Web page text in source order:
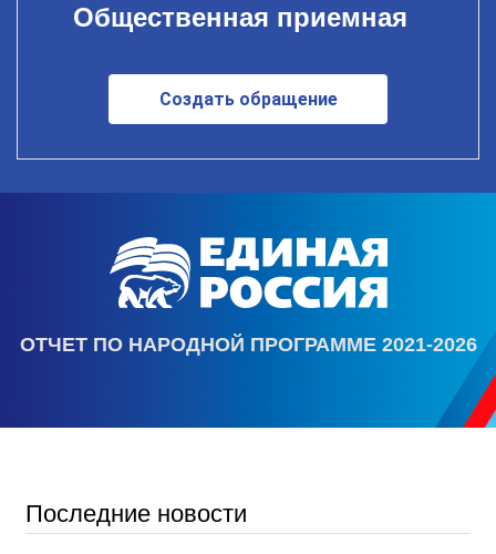
Общественная приемная
Создать обращение
ОТЧЕТ ПО НАРОДНОЙ ПРОГРАММЕ 2021-2026
Последние новости